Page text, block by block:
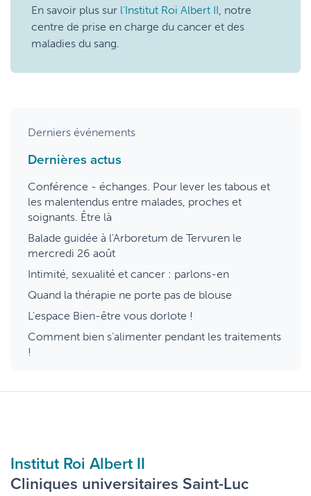
En savoir plus sur l'Institut Roi Albert II, notre
centre de prise en charge du cancer et des
maladies du sang.
Derniers événements
Dernières actus
Conférence - échanges. Pour lever les tabous et
les malentendus entre malades, proches et
soignants. Être là
Balade guidée à l'Arboretum de Tervuren le
mercredi 26 août
Intimité, sexualité et cancer : parlons-en
Quand la thérapie ne porte pas de blouse
L'espace Bien-être vous dorlote !
Comment bien s’alimenter pendant les traitements
!
Institut Roi Albert II
Cliniques universitaires Saint-Luc